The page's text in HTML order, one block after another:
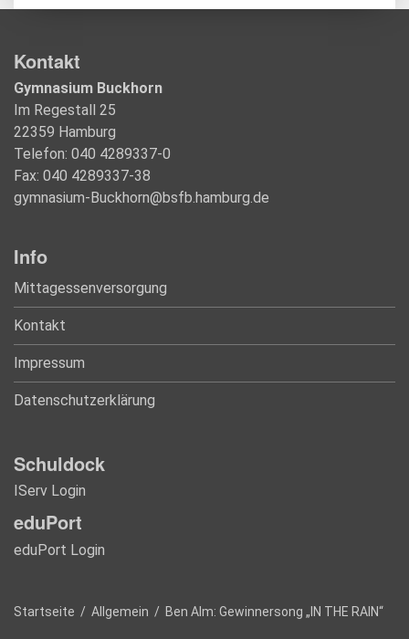
Kontakt
Gymnasium Buckhorn
Im Regestall 25
22359 Hamburg
Telefon: 040 4289337-0
Fax: 040 4289337-38
gymnasium-Buckhorn@bsfb.hamburg.de
Info
Mittagessenversorgung
Kontakt
Impressum
Datenschutzerklärung
Schuldock
IServ Login
eduPort
eduPort Login
Startseite / Allgemein / Ben Alm: Gewinnersong „IN THE RAIN“